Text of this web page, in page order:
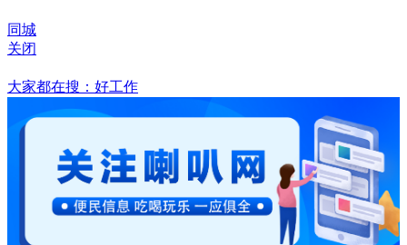
同城
关闭
大家都在搜：好工作